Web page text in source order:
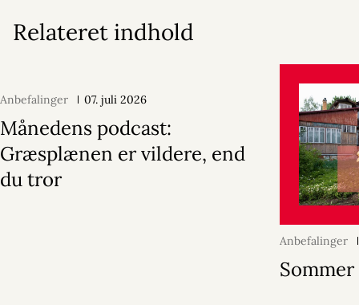
Relateret indhold
Anbefalinger 07. juli 2026
Månedens podcast:
Græsplænen er vildere, end
du tror
Anbefalinger